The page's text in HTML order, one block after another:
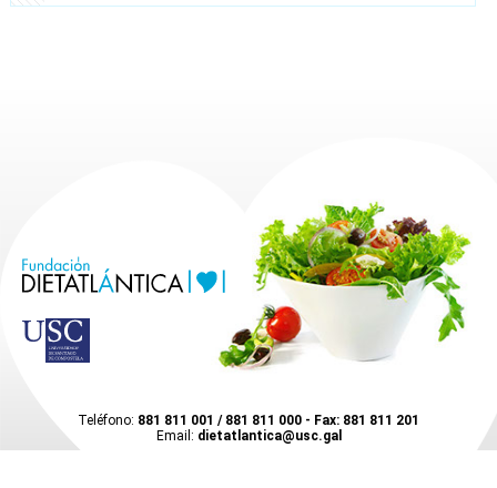
Teléfono: 881 811 001 / 881 811 000 - Fax: 881 811 201
Email: dietatlantica@usc.gal